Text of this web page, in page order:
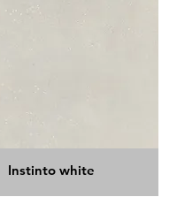
Instinto white